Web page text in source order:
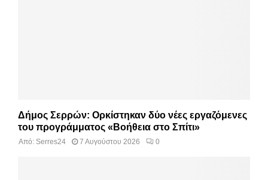
Δήμος Σερρών: Ορκίστηκαν δύο νέες εργαζόμενες
του προγράμματος «Βοήθεια στο Σπίτι»
Από: Serres24 7 Αυγούστου 2026 0